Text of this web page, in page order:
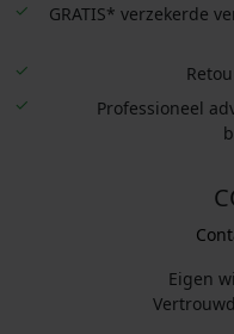
GRATIS* verzekerde
Professioneel
Eigen